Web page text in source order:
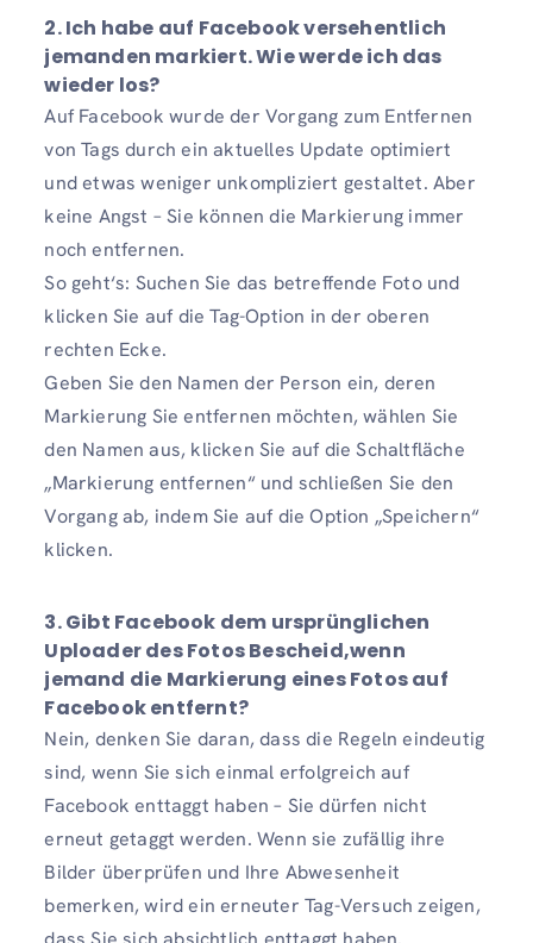
2. Ich habe auf Facebook versehentlich
jemanden markiert. Wie werde ich das
wieder los?
Auf Facebook wurde der Vorgang zum Entfernen
von Tags durch ein aktuelles Update optimiert
und etwas weniger unkompliziert gestaltet. Aber
keine Angst – Sie können die Markierung immer
noch entfernen.
So geht‘s: Suchen Sie das betreffende Foto und
klicken Sie auf die Tag-Option in der oberen
rechten Ecke.
Geben Sie den Namen der Person ein, deren
Markierung Sie entfernen möchten, wählen Sie
den Namen aus, klicken Sie auf die Schaltfläche
„Markierung entfernen“ und schließen Sie den
Vorgang ab, indem Sie auf die Option „Speichern“
klicken.
3.Gibt Facebook dem ursprünglichen
Uploader des Fotos Bescheid,wenn
jemand die Markierung eines Fotos auf
Facebook entfernt?
Nein, denken Sie daran, dass die Regeln eindeutig
sind, wenn Sie sich einmal erfolgreich auf
Facebook enttaggt haben – Sie dürfen nicht
erneut getaggt werden. Wenn sie zufällig ihre
Bilder überprüfen und Ihre Abwesenheit
bemerken, wird ein erneuter Tag-Versuch zeigen,